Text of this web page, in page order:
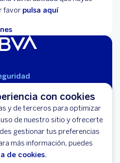
con cookies
y de terceros para optimizar
de nuestro sitio y ofrecerte
gestionar tus preferencias
más información, puedes
de cookies.
favor pulsa aquí
de Contratación
del Sitio
(01) 595-0000
- RUC 20100130204
3055 - San Isidro